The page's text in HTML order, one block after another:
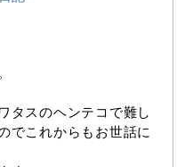
タスのヘンテコで難し
でこれからもお世話に